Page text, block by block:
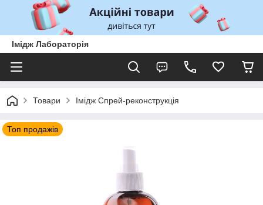
Імідж Лабораторія
Товари Імідж Спрей-реконструкція
Топ продажів